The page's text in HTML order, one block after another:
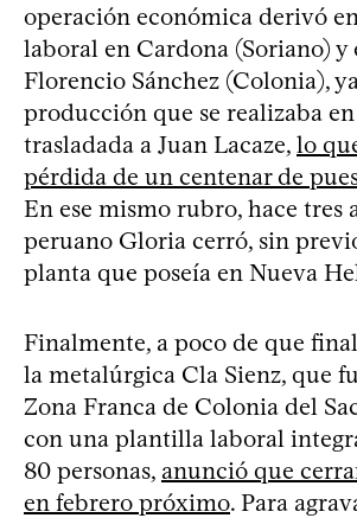
operación económica derivó
laboral en Cardona (Soriano) y
Florencio Sánchez (Colonia),
producción que se realizaba
trasladada a Juan Lacaze, lo
pérdida de un centenar de
En ese mismo rubro, hace tres
peruano Gloria cerró, sin
planta que poseía en Nueva
Finalmente, a poco de que
la metalúrgica Cla Sienz, que
Zona Franca de Colonia del
con una plantilla laboral
80 personas, anunció que
en febrero próximo. Para